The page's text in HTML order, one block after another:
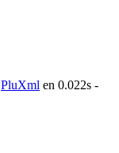
PluXml en 0.022s -